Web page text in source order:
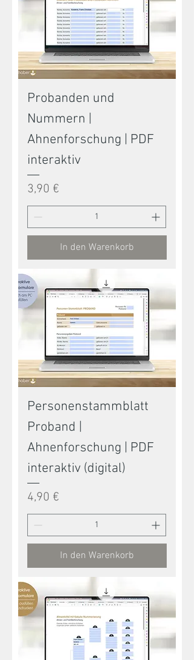
Probanden und
Nummern |
Ahnenforschung | PDF
interaktiv
Preis
3,90 €
In den Warenkorb
Personenstammblatt
Proband |
Ahnenforschung | PDF
interaktiv (digital)
Preis
4,90 €
In den Warenkorb